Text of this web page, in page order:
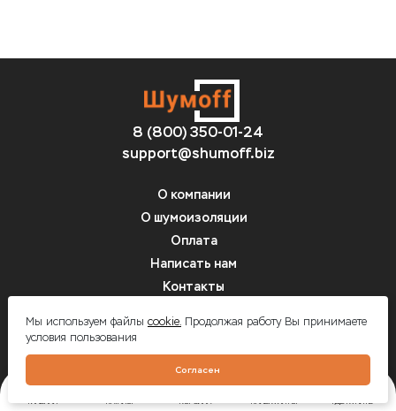
8 (800) 350-01-24
support@shumoff.biz
О компании
О шумоизоляции
Оплата
Написать нам
Контакты
Шумоff - шумоизоляция автомобилей
Мы используем файлы cookie.Продолжая работу Вы принимаете
условия пользования
Согласен
ГЛАВНАЯ КАТАЛОГ КОРЗИНА КАЛЬКУЛЯТОР ГДЕ КУПИТЬ